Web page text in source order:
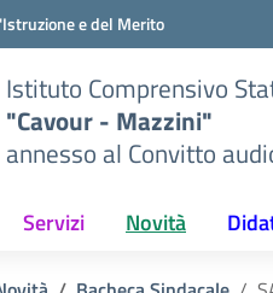
e del Merito
Istituto Comprensivo
"Cavour - Mazzini"
annesso al Convitto
Servizi Novità